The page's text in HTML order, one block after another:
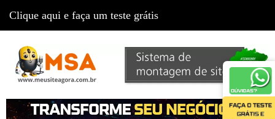
Clique aqui e faça um teste grátis